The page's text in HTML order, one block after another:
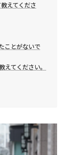
えてくださ
ことがないで
てください。